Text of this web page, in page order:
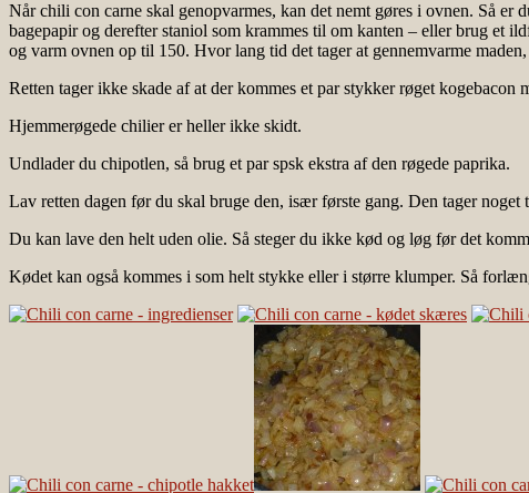
Når chili con carne skal genopvarmes, kan det nemt gøres i ovnen. Så
bagepapir og derefter staniol som krammes til om kanten – eller brug et
og varm ovnen op til 150. Hvor lang tid det tager at gennemvarme
Retten tager ikke skade af at der kommes et par stykker røget kogebacon
Hjemmerøgede chilier er heller ikke skidt.
Undlader du chipotlen, så brug et par spsk ekstra af den røgede paprika.
Lav retten dagen før du skal bruge den, især første gang. Den tager noget
Du kan lave den helt uden olie. Så steger du ikke kød og løg før det
Kødet kan også kommes i som helt stykke eller i større klumper. Så